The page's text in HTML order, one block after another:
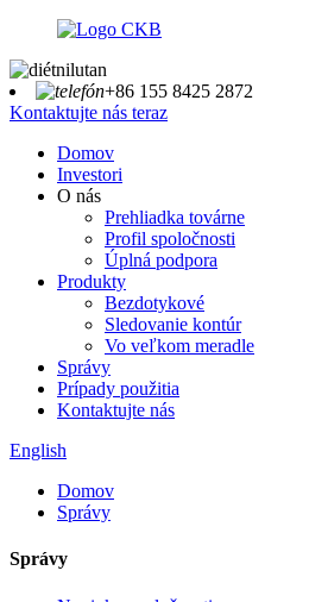
+86 155 8425 2872
Kontaktujte nás teraz
Domov
Investori
O nás
Prehliadka továrne
Profil spoločnosti
Úplná podpora
Produkty
Bezdotykové
Sledovanie kontúr
Vo veľkom meradle
Správy
Prípady použitia
Kontaktujte nás
English
Domov
Správy
Správy